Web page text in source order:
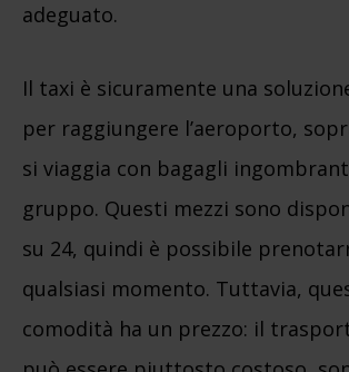
adeguato.
Il taxi è sicuramente una
per raggiungere l’aeroporto,
si viaggia con bagagli
gruppo. Questi mezzi sono
su 24, quindi è possibile
qualsiasi momento. Tuttavia,
comodità ha un prezzo: il